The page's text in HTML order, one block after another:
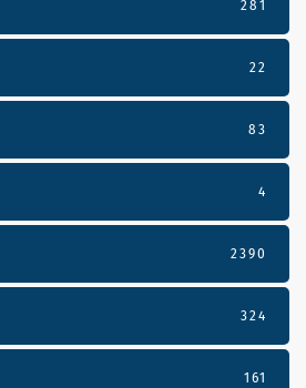
281
22
83
4
2390
324
161